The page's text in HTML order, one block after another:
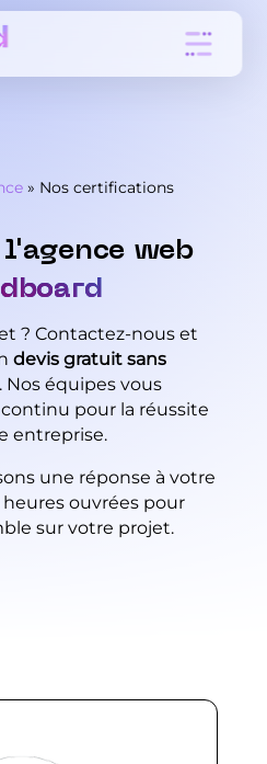
» Nos certifications
web
? Contactez-nous et
devis gratuit sans
Nos équipes vous
pour la réussite
entreprise.
une réponse à votre
ouvrées pour
sur votre projet.